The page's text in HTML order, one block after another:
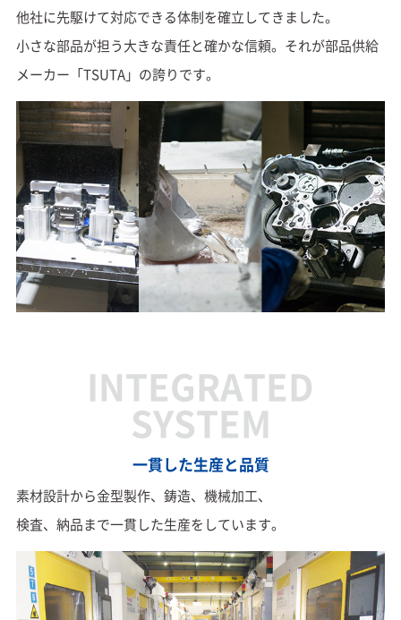
他社に先駆けて対応できる体制を確立してきました。
小さな部品が担う大きな責任と確かな信頼。それが部品供給
メーカー「TSUTA」の誇りです。
INTEGRATED
SYSTEM
一貫した生産と品質
素材設計から金型製作、鋳造、機械加工、
検査、納品まで一貫した生産をしています。